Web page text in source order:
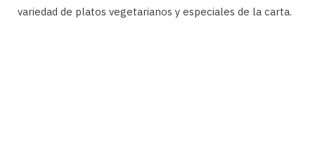
variedad de platos vegetarianos y especiales de la carta.